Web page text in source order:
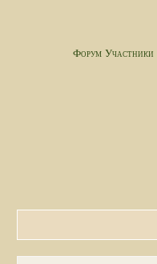
Форум Участники